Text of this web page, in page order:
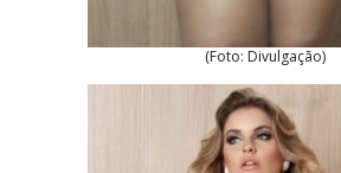
(Foto: Divulgação)